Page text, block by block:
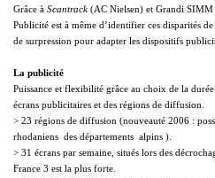
Grâce à Scantrack (AC Nielsen) et Grandi
Publicité est à même d’identifier ces disparités
de surpression pour adapter les dispositifs
La publicité
Puissance et flexibilité grâce au choix de la
écrans publicitaires et des régions de diffusion.
> 23 régions de diffusion (nouveauté 2006 :
rhodaniens  des départements  alpins ).
> 31 écrans par semaine, situés lors des
France 3 est la plus forte.